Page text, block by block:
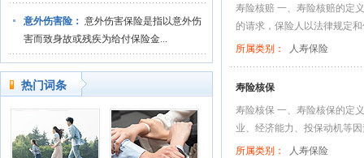
意外伤害险： 意外伤害保险是指以意外伤
害而致身故或残疾为给付保险金...
热门词条
寿险核赔 一、寿险核赔的定
的请求，保险人以法律规定
所属类别：
人寿保险
寿险核保
寿险核保 一、寿险核保的定
业、经济能力、投保动机等
所属类别：
人寿保险